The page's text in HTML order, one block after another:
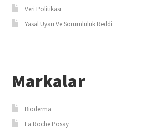
Veri Politikası
Yasal Uyarı Ve Sorumluluk Reddi
Markalar
Bioderma
La Roche Posay